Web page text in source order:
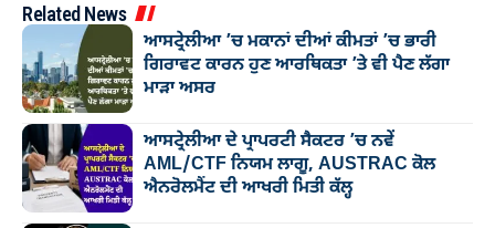
Related News
ਆਸਟ੍ਰੇਲੀਆ ’ਚ ਮਕਾਨਾਂ ਦੀਆਂ ਕੀਮਤਾਂ ’ਚ ਭਾਰੀ
ਗਿਰਾਵਟ ਕਾਰਨ ਹੁਣ ਆਰਥਿਕਤਾ ’ਤੇ ਵੀ ਪੈਣ ਲੱਗਾ
ਮਾੜਾ ਅਸਰ
ਆਸਟ੍ਰੇਲੀਆ ਦੇ ਪ੍ਰਾਪਰਟੀ ਸੈਕਟਰ ’ਚ ਨਵੇਂ
AML/CTF ਨਿਯਮ ਲਾਗੂ, AUSTRAC ਕੋਲ
ਐਨਰੋਲਮੈਂਟ ਦੀ ਆਖਰੀ ਮਿਤੀ ਕੱਲ੍ਹ